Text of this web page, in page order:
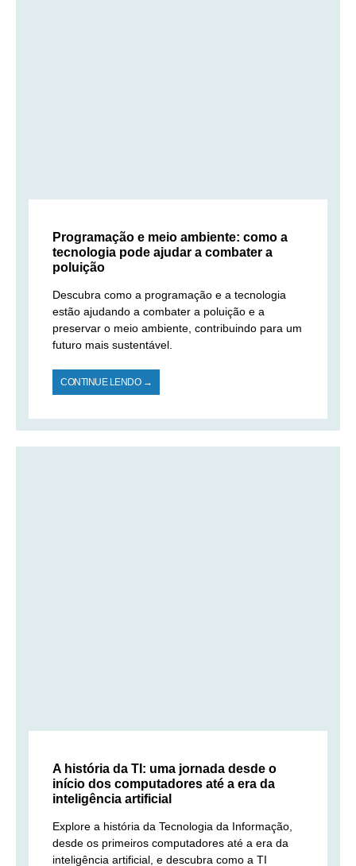
Programação e meio ambiente: como a
tecnologia pode ajudar a combater a
poluição
Descubra como a programação e a tecnologia
estão ajudando a combater a poluição e a
preservar o meio ambiente, contribuindo para um
futuro mais sustentável.
CONTINUE LENDO →
A história da TI: uma jornada desde o
início dos computadores até a era da
inteligência artificial
Explore a história da Tecnologia da Informação,
desde os primeiros computadores até a era da
inteligência artificial, e descubra como a TI